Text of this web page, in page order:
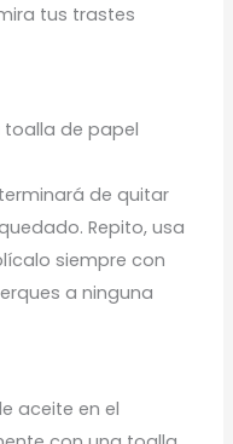
tus trastes
toalla de papel
de quitar
Repito, usa
siempre con
a ninguna
aceite en el